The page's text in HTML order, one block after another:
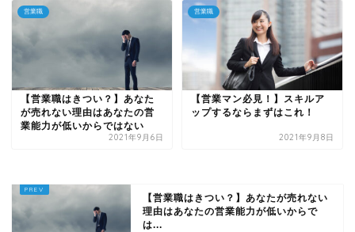
営業職
【営業職はきつい？】あなた
が売れない理由はあなたの営
業能力が低いからではない
2021年9月6日
営業職
【営業マン必見！】スキルア
ップするならまずはこれ！
2021年9月8日
【営業職はきつい？】あなたが売れない
理由はあなたの営業能力が低いからで
は...